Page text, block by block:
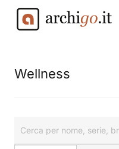
Wellness